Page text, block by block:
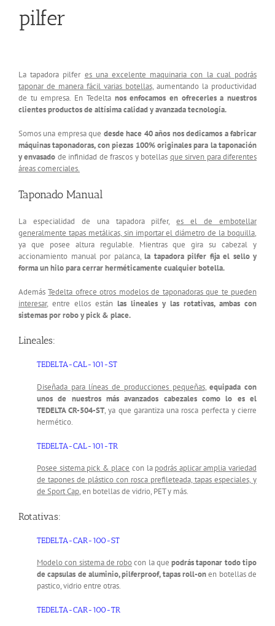
pilfer
La tapadora pilfer es una excelente maquinaria con la cual podrás
taponar de manera fácil varias botellas, aumentando la productividad
de tu empresa. En Tedelta nos enfocamos en ofrecerles a nuestros
clientes productos de altísima calidad y avanzada tecnología.
Somos una empresa que desde hace 40 años nos dedicamos a fabricar
máquinas taponadoras, con piezas 100% originales para la taponación
y envasado de infinidad de frascos y botellas que sirven para diferentes
áreas comerciales.
Taponado Manual
La especialidad de una tapadora pilfer,es el de embotellar
generalmente tapas metálicas, sin importar el diámetro de la boquilla,
ya que posee altura regulable. Mientras que gira su cabezal y
accionamiento manual por palanca, la tapadora pilfer fija el sello y
forma un hilo para cerrar herméticamente cualquier botella.
AdemásTedelta ofrece otros modelos de taponadoras que te pueden
interesar, entre ellos están las lineales y las rotativas, ambas con
sistemas por robo y pick & place.
Lineales:
TEDELTA-CAL-101-ST
Diseñada para líneas de producciones pequeñas,equipada con
unos de nuestros más avanzados cabezales como lo es el
TEDELTA CR-504-ST, ya que garantiza una rosca perfecta y cierre
hermético.
TEDELTA-CAL-101-TR
Posee sistema pick & place con la podrás aplicar amplia variedad
de tapones de plástico con rosca prefileteada, tapas especiales, y
de Sport Cap, en botellas de vidrio, PET y más.
Rotativas:
TEDELTA-CAR-100-ST
Modelo con sistema de robocon la quepodrás taponar todo tipo
de capsulas de aluminio, pilferproof, tapas roll-onen botellas de
pastico, vidrio entre otras.
TEDELTA-CAR-100-TR